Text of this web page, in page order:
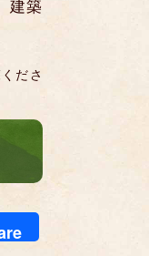
建築
ださ